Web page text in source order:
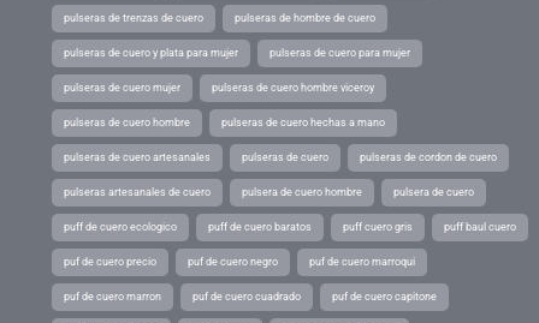
pulseras de trenzas de cuero pulseras de hombre de cuero
pulseras de cuero y plata para mujer pulseras de cuero para mujer
pulseras de cuero mujer pulseras de cuero hombre viceroy
pulseras de cuero hombre pulseras de cuero hechas a mano
pulseras de cuero artesanales pulseras de cuero pulseras de cordon de cuero
pulseras artesanales de cuero pulsera de cuero hombre pulsera de cuero
puff de cuero ecologico puff de cuero baratos puff cuero gris puff baul cuero
puf de cuero precio puf de cuero negro puf de cuero marroqui
puf de cuero marron puf de cuero cuadrado puf de cuero capitone